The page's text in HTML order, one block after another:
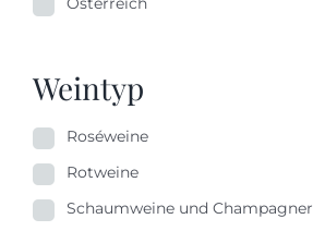
Weintyp
Roséweine
Rotweine
Schaumweine und Champagner